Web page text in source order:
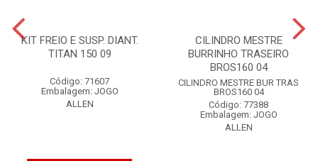
KIT FREIO E SUSP. DIANT.
TITAN 150 09
Código: 71607
Embalagem: JOGO
ALLEN
CILINDRO MESTRE
BURRINHO TRASEIRO
BROS160 04
CILINDRO MESTRE BUR TRAS
BROS160 04
Código: 77388
Embalagem: JOGO
ALLEN